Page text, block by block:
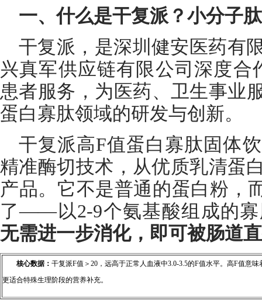
一、什么是干复派？小分子
干复派，是深圳健安医药有
兴真军供应链有限公司深度
患者服务，为医药、卫生事业
蛋白寡肽领域的研发与创新。
干复派高F值蛋白寡肽固体
精准酶切技术，从优质乳清蛋
产品。它不是普通的蛋白粉，
了——以2-9个氨基酸组成的
无需进一步消化，即可被肠道
核心数据： 干复派F值＞20，远高于正常人血液中3.0-3.5的F值水平。高F值意
更适合特殊生理阶段的营养补充。